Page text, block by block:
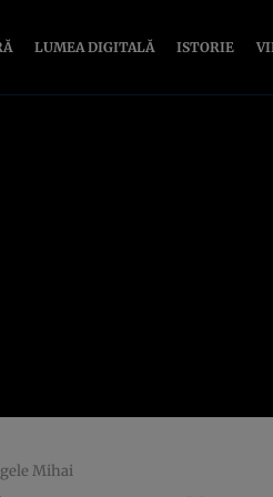
LUMEA DIGITALĂ ISTORIE
Mihai